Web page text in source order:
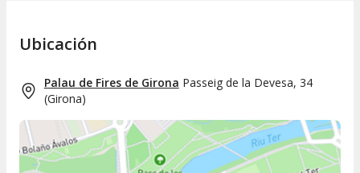
Ubicación
Palau de Fires de Girona Passeig de la Devesa, 34
(Girona)